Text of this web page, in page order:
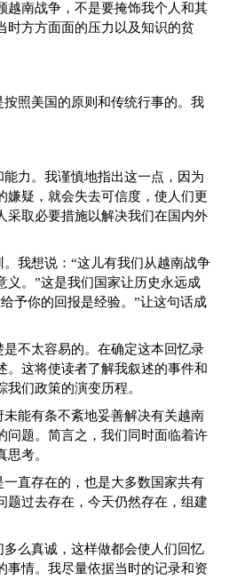
越南战争，不是要掩饰我个人和其
时方方面面的压力以及知识的贫
照美国的原则和传统行事的。我
力。我谨慎地指出这一点，因为
嫌疑，就会失去可信度，使人们更
采取必要措施以解决我们在国内外
我想说：“这儿有我们从越南战争
义。”这是我们国家让历史永远成
予你的回报是经验。”让这句话成
不太容易的。在确定这本回忆录
。这将使读者了解我叙述的事件和
们政策的演变历程。
能有条不紊地妥善解决有关越南
问题。简言之，我们同时面临着许
考。
直存在的，也是大多数国家共有
题过去存在，今天仍然存在，组建
么真诚，这样做都会使人们回忆
事情。我尽量依据当时的记录和资